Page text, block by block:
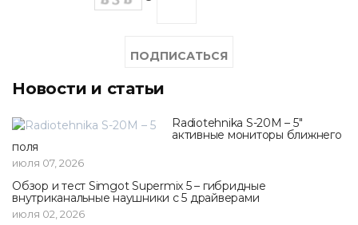
Новости и статьи
Radiotehnika S-20M – 5"
активные мониторы ближнего
поля
июля 07, 2026
Обзор и тест Simgot Supermix 5 – гибридные
внутриканальные наушники с 5 драйверами
июля 02, 2026